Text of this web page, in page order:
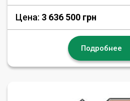
Цена: 3 636 500 грн
Подробнее